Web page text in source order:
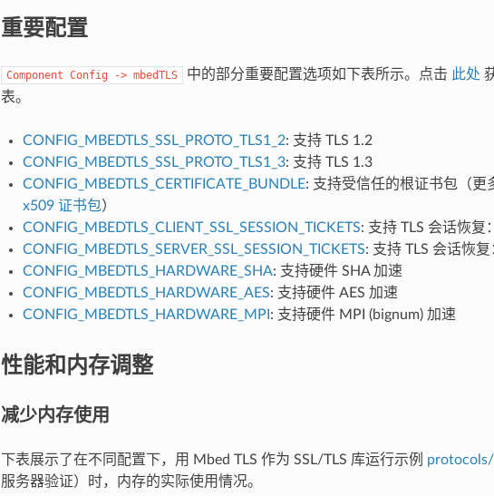
重要配置
Component Config -> mbedTLS 中的部分重要配置选项如下表所示。点击 此处
表。
CONFIG_MBEDTLS_SSL_PROTO_TLS1_2: 支持 TLS 1.2
CONFIG_MBEDTLS_SSL_PROTO_TLS1_3: 支持 TLS 1.3
CONFIG_MBEDTLS_CERTIFICATE_BUNDLE: 支持受信任的根证书包（更
x509 证书包）
CONFIG_MBEDTLS_CLIENT_SSL_SESSION_TICKETS: 支持 TLS 会话恢复
CONFIG_MBEDTLS_SERVER_SSL_SESSION_TICKETS: 支持 TLS 会话恢
CONFIG_MBEDTLS_HARDWARE_SHA: 支持硬件 SHA 加速
CONFIG_MBEDTLS_HARDWARE_AES: 支持硬件 AES 加速
CONFIG_MBEDTLS_HARDWARE_MPI : 支持硬件 MPI (bignum) 加速
性能和内存调整
减少内存使用
下表展示了在不同配置下，用 Mbed TLS 作为 SSL/TLS 库运行示例
服务器验证）时，内存的实际使用情况。